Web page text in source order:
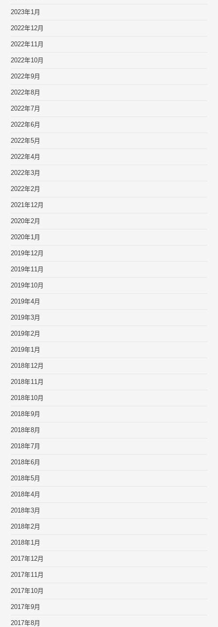
2023年1月
2022年12月
2022年11月
2022年10月
2022年9月
2022年8月
2022年7月
2022年6月
2022年5月
2022年4月
2022年3月
2022年2月
2021年12月
2020年2月
2020年1月
2019年12月
2019年11月
2019年10月
2019年4月
2019年3月
2019年2月
2019年1月
2018年12月
2018年11月
2018年10月
2018年9月
2018年8月
2018年7月
2018年6月
2018年5月
2018年4月
2018年3月
2018年2月
2018年1月
2017年12月
2017年11月
2017年10月
2017年9月
2017年8月